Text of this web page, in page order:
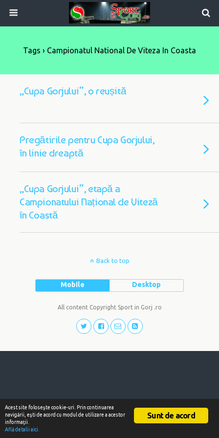
Tags › Campionatul National De Viteza In Coasta
„Cupa Gorjului”, o reușită
Pregătirile pentru Cupa Gorjului,
în linie dreaptă
„Cupa Gorjului”, etapă a
Campionatului Național de Viteză
în Coastă
Back to top
Mobile Desktop
All content Copyright Sport in Gorj .ro
Sunt de acord
Acest site foloseşte cookie-uri. Prin continuarea
navigării, eşti de acord cu modul de utilizare a acestor
informaţii.
Află detalii aici.